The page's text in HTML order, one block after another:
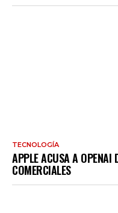
TECNOLOGÍA
APPLE ACUSA A OPENAI
COMERCIALES